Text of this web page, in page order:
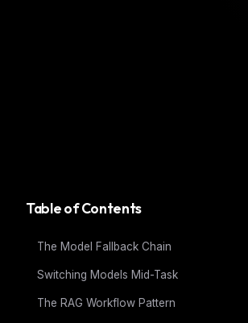
Table of Contents
The Model Fallback Chain
Switching Models Mid-Task
The RAG Workflow Pattern